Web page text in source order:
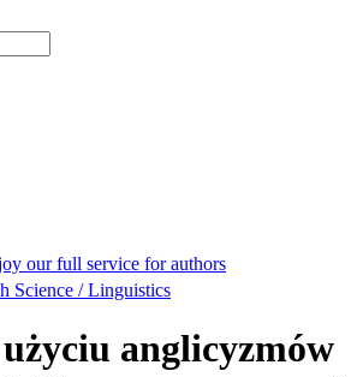
our full service for authors
Science / Linguistics
anglicyzmów